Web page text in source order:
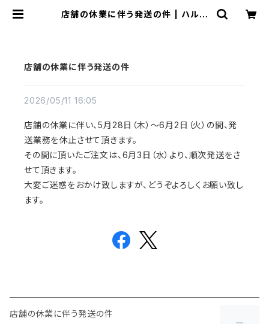
店舗の休業に伴う発送の件 | ハルカ
店舗の休業に伴う発送の件
2026/05/11 16:05
店舗の休業に伴い、5月28日（木）〜6月2日（火）の間、発
送業務を休止させて頂きます。
その間に頂いたご注文は、6月3日（水）より、順次発送をさ
せて頂きます。
大変ご迷惑をおかけ致しますが、どうぞよろしくお願い致し
ます。
店舗の休業に伴う発送の件